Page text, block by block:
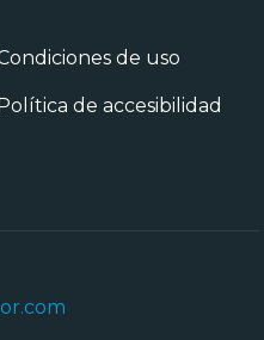
de uso
de accesibilidad